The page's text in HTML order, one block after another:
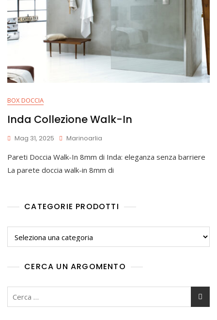
BOX DOCCIA
Inda Collezione Walk-In
Mag 31, 2025 Marinoarlia
Pareti Doccia Walk-In 8mm di Inda: eleganza senza barriere
La parete doccia walk-in 8mm di
CATEGORIE PRODOTTI
CERCA UN ARGOMENTO